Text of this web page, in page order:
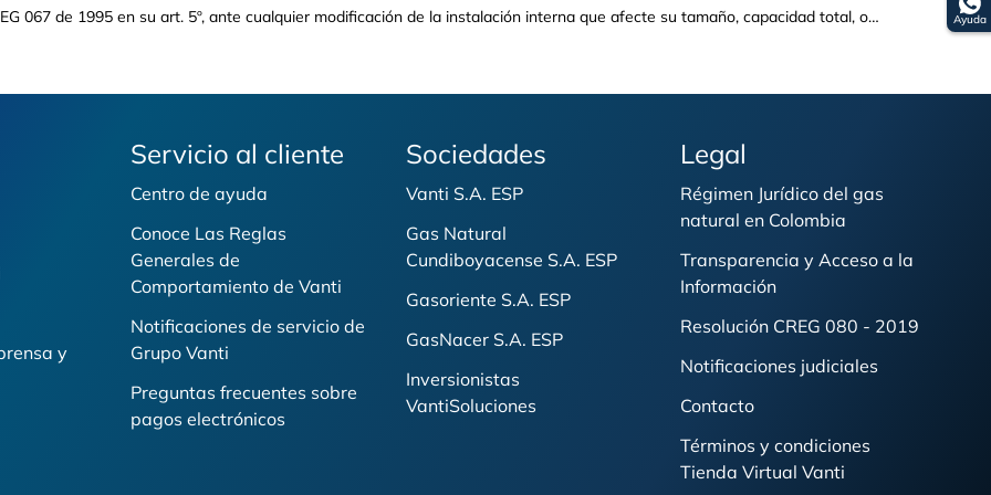
Ayuda
intuitiva que simplifica tu experiencia. Su conectividad con WiFi,
contenido sin esfuerzo, mientras el control por voz hace que
cualquier modificación de la instalación interna que afecte su tamaño, capacidad total, o
técnico
y
Servicio al cliente
Centro de ayuda
Conoce Las Reglas
Generales de
Comportamiento de Vanti
Notificaciones de servicio de
Grupo Vanti
Preguntas frecuentes sobre
pagos electrónicos
Sociedades
Vanti S.A. ESP
Gas Natural
Cundiboyacense S.A. ESP
Gasoriente S.A. ESP
GasNacer S.A. ESP
Inversionistas
VantiSoluciones
Legal
Régimen Jurídico del gas
natural en Colombia
Transparencia y Acceso a la
Información
Resolución CREG 080 - 2019
Notificaciones judiciales
Contacto
Términos y condiciones
Tienda Virtual Vanti